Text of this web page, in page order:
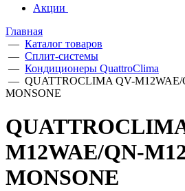
Акции
Главная
— Каталог товаров
— Сплит-системы
— Кондиционеры QuattroClima
— QUATTROCLIMA QV-M12WAE/
MONSONE
M12WAE/QN-
MONSONE